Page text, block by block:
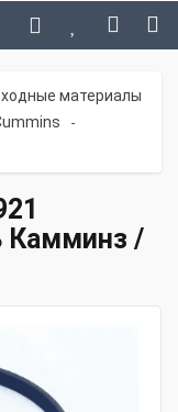
материалы
-
Камминз /